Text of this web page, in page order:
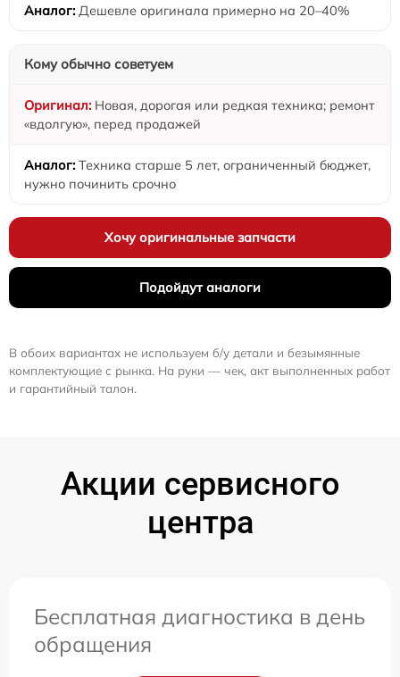
Дешевле оригинала примерно на 20–40%
Кому обычно советуем
Новая, дорогая или редкая техника; ремонт
«вдолгую», перед продажей
Техника старше 5 лет, ограниченный бюджет,
нужно починить срочно
Хочу оригинальные запчасти
Подойдут аналоги
В обоих вариантах не используем б/у детали и безымянные
комплектующие с рынка. На руки — чек, акт выполненных работ
и гарантийный талон.
Акции сервисного
центра
Бесплатная диагностика в день
обращения